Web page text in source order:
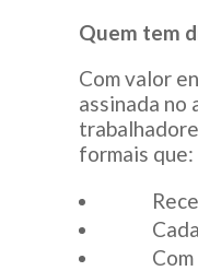
Quem tem
Com valor
assinada no
formais que:
Com